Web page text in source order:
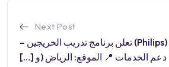
Next Post
🔴 شركة فيليبس (Philips) تعلن برنامج تدريب الخريجين –
دعم الخدمات 📍 الموقع: الرياض (و […]